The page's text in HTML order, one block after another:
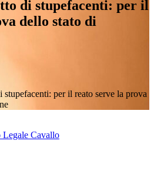
di stupefacenti: per il
dello stato di
stupefacenti: per il reato serve la prova
Legale Cavallo